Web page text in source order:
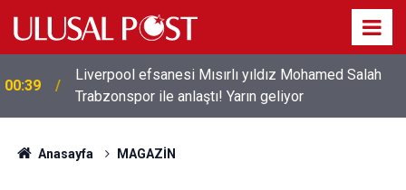
00:39
Liverpool efsanesi Mısırlı yıldız Mohamed Salah
Trabzonspor ile anlaştı! Yarın geliyor
Anasayfa MAGAZİN